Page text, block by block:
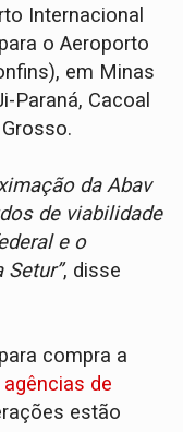
Internacional
o Aeroporto
em Minas
Paraná, Cacoal
da Abav
de viabilidade
e o
Setur”, disse
compra a
agências de
estão